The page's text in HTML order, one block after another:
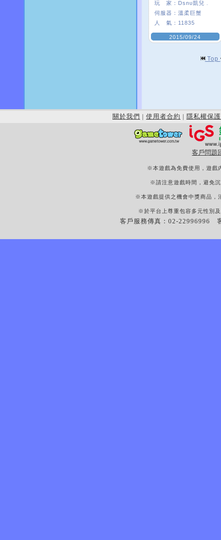
玩 家： Dsnυ凱兒﹒
伺服器： 溫柔巨蟹
人 氣： 11835
2015/09/24
Top
關於我們 | 使用者合約 | 隱私權保護
客戶問題
※本遊戲為免費使用，遊戲
※請注意遊戲時間，避免
※本遊戲提供之機會中獎商品，
※於平台上尊重包容多元性別
客戶服務傳真：02-22996996